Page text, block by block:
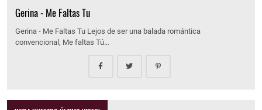
Gerina - Me Faltas Tu
Gerina - Me Faltas Tu Lejos de ser una balada romántica
convencional, Me faltas Tú…